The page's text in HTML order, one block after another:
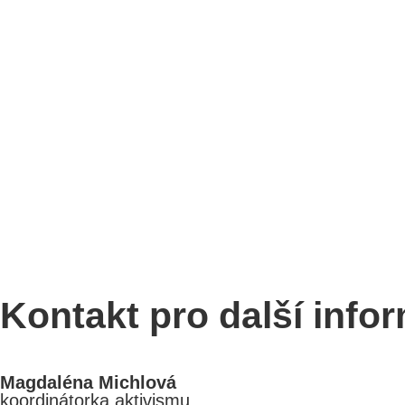
Kontakt pro další
Magdaléna Michlová
koordinátorka aktivismu